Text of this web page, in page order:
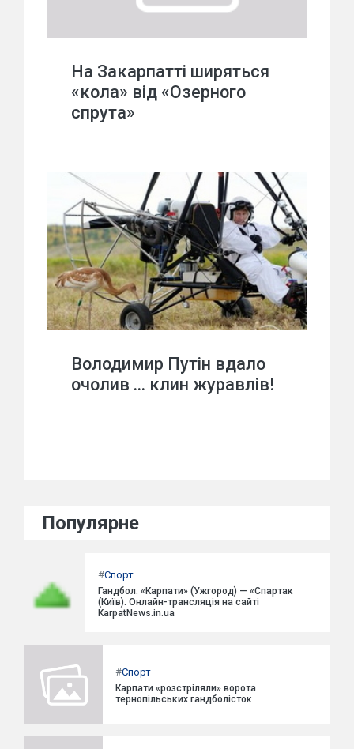
На Закарпатті ширяться
«кола» від «Озерного
спрута»
Володимир Путін вдало
очолив … клин журавлів!
Популярне
#Спорт
Гандбол. «Карпати» (Ужгород) — «Спартак
(Київ). Онлайн-трансляція на сайті
KarpatNews.in.ua
#Спорт
Карпати «розстріляли» ворота
тернопільських гандболісток